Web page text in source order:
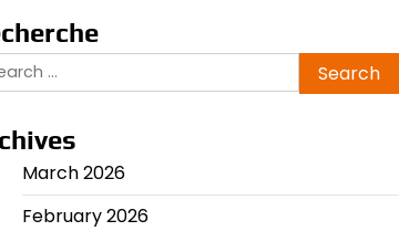
March 2026
February 2026